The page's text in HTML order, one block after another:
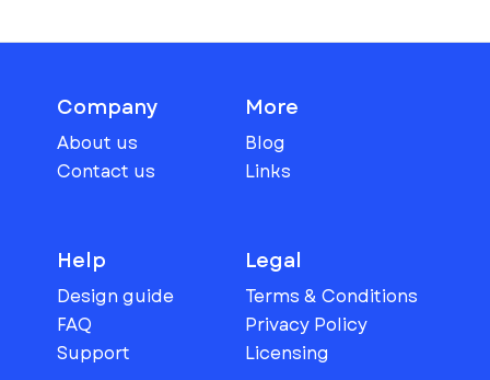
Company
About us
Contact us
More
Blog
Links
Help
Design guide
FAQ
Support
Legal
Terms & Conditions
Privacy Policy
Licensing